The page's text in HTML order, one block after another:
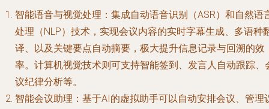
智能语音与视觉处理 ：集成自动语音识别（ASR）和自然语
处理（NLP）技术，实现会议内容的实时字幕生成、多语种
译、以及关键要点自动摘要，极大提升信息记录与回溯的效
率。计算机视觉技术则可支持智能签到、发言人自动跟踪、
议纪律分析等。
智能会议助理 ：基于AI的虚拟助手可以自动安排会议、管理